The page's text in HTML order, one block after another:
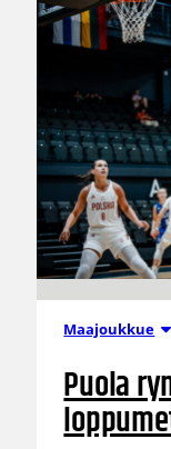
Maajoukkue
Puola